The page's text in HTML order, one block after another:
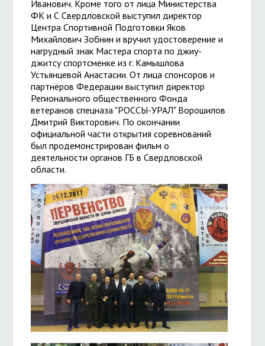
Иванович. Кроме того от лица Министерства
ФК и С Свердловской выступил директор
Центра Спортивной Подготовки Яков
Михайлович Зобнин и вручил удостоверение и
нагрудный знак Мастера спорта по джиу-
джитсу спортсменке из г. Камышлова
Устьянцевой Анастасии. От лица спонсоров и
партнёров Федерации выступил директор
Регионального общественного Фонда
ветеранов спецназа "РОССЫ-УРАЛ" Ворошилов
Дмитрий Викторович. По окончании
официальной части открытия соревнований
был продемонстрирован фильм о
деятельности органов ГБ в Свердловской
области.